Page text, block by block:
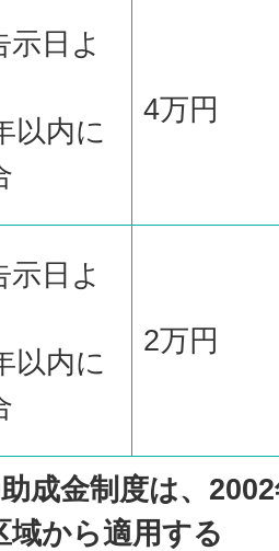
日よ
以内に
4万円
日よ
以内に
2万円
成金制度は、
域から適用する